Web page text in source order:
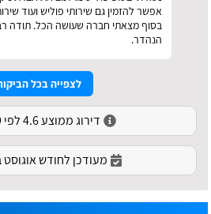
אפשר להזמין גם שירותי פוליש ועוד
בסוף מצאתי חברה שעושה הכל. תודה
הנהדר.
לצפייה בכל
דירוג ממוצע 4.6 לפי 79 דירוגים
מעודכן לחודש אוגוסט